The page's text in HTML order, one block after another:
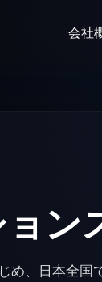
会社
ン
め、日本全国